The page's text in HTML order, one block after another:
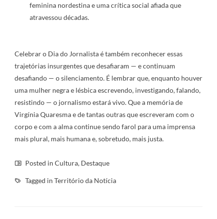
feminina nordestina e uma crítica social afiada que
atravessou décadas.
Celebrar o Dia do Jornalista é também reconhecer essas
trajetórias insurgentes que desafiaram — e continuam
desafiando — o silenciamento. É lembrar que, enquanto houver
uma mulher negra e lésbica escrevendo, investigando, falando,
resistindo — o jornalismo estará vivo. Que a memória de
Virgínia Quaresma e de tantas outras que escreveram com o
corpo e com a alma continue sendo farol para uma imprensa
mais plural, mais humana e, sobretudo, mais justa.
Posted in Cultura, Destaque
Tagged in Território da Notícia